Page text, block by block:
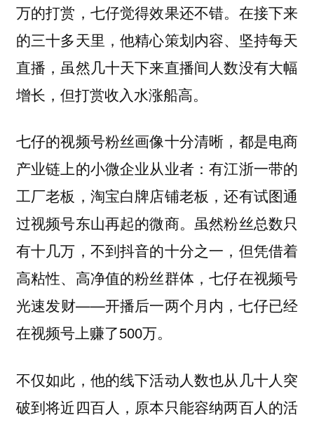
万的打赏，七仔觉得效果还不错。在接下来
的三十多天里，他精心策划内容、坚持每天
直播，虽然几十天下来直播间人数没有大幅
增长，但打赏收入水涨船高。
七仔的视频号粉丝画像十分清晰，都是电商
产业链上的小微企业从业者：有江浙一带的
工厂老板，淘宝白牌店铺老板，还有试图通
过视频号东山再起的微商。虽然粉丝总数只
有十几万，不到抖音的十分之一，但凭借着
高粘性、高净值的粉丝群体，七仔在视频号
光速发财——开播后一两个月内，七仔已经
在视频号上赚了500万。
不仅如此，他的线下活动人数也从几十人突
破到将近四百人，原本只能容纳两百人的活